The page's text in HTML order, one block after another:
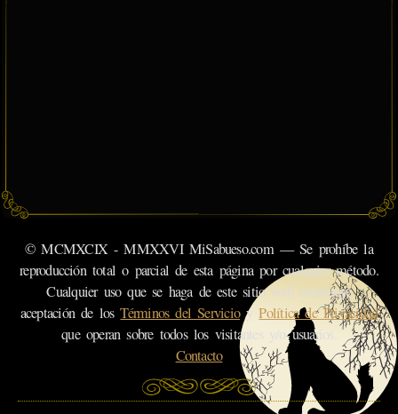
© MCMXCIX - MMXXVI MiSabueso.com — Se prohíbe la
reproducción total o parcial de esta página por cualquier método.
Cualquier uso que se haga de este sitio web constituye
aceptación de losTérminos del ServicioyPolítica de Privacidad
que operan sobre todos los visitantes y/o usuarios.
Contacto